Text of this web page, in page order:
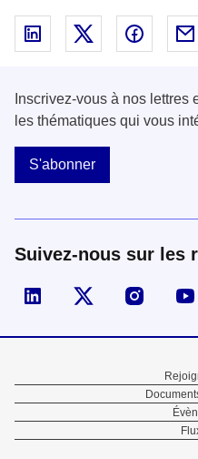
Partager sur Linked
Partager sur
Inscrivez-vous à nos lettres
les thématiques qui vous
S'abonner
Suivez-nous sur les
Visiter la page Linked
Visiter la
Pied
de